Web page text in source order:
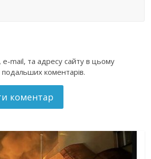
e-mail, та адресу сайту в цьому
подальших коментарів.